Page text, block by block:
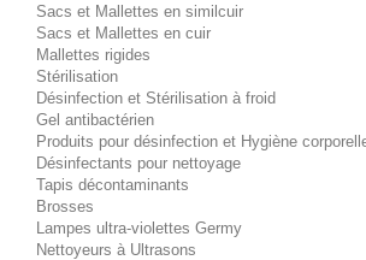
Sacs et Mallettes en similcuir
Sacs et Mallettes en cuir
Mallettes rigides
Stérilisation
Désinfection et Stérilisation à froid
Gel antibactérien
Produits pour désinfection et Hygiène
Désinfectants pour nettoyage
Tapis décontaminants
Brosses
Lampes ultra-violettes Germy
Nettoyeurs à Ultrasons